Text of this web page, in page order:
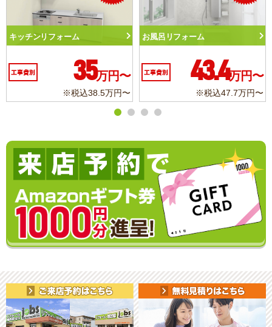
ム
43.4 万円〜
※税込47.7万円〜
トイレリフォーム
工事費別 10.3 万円〜
※税込11.3万円〜
洗面化粧台リ
工事費別